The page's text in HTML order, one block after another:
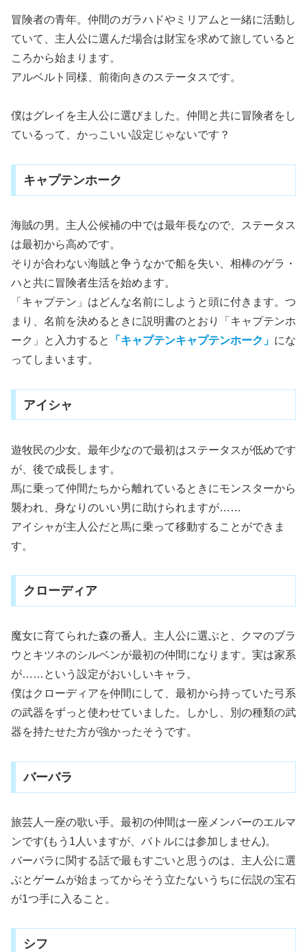
冒険者の青年。仲間のガラハドやミリアムと一緒に活動し
ていて、主人公に選んだ場合は財宝を求めて旅していると
ころから始まります。
アルベルト同様、前衛向きのステータスです。
僕はグレイを主人公に選びました。仲間と共に冒険者をし
ているって、かっこいい設定じゃないです？
キャプテンホーク
海賊の男。主人公候補の中では最年長なので、ステータス
は最初から高めです。
そりが合わない海賊と争うなかで船を失い、相棒のゲラ・
ハと共に冒険者生活を始めます。
「キャプテン」はどんな名前にしようと頭に付きます。つ
まり、名前を決めるときに説明書のとおり「キャプテンホ
ーク」と入力すると
「キャプテンキャプテンホーク」 にな
ってしまいます。
アイシャ
遊牧民の少女。最年少なので最初はステータスが低めです
が、後で成長します。
馬に乗って仲間たちから離れているときにモンスターから
襲われ、身なりのいい男に助けられますが……
アイシャが主人公だと馬に乗って移動することができま
す。
クローディア
魔女に育てられた森の番人。主人公に選ぶと、クマのブラ
ウとキツネのシルベンが最初の仲間になります。実は家系
が……という設定がおいしいキャラ。
僕はクローディアを仲間にして、最初から持っていた弓系
の武器をずっと使わせていました。しかし、別の種類の武
器を持たせた方が強かったそうです。
バーバラ
旅芸人一座の歌い手。最初の仲間は一座メンバーのエルマ
ンです(もう1人いますが、バトルには参加しません)。
バーバラに関する話で最もすごいと思うのは、主人公に選
ぶとゲームが始まってからそう立たないうちに伝説の宝石
が1つ手に入ること。
シフ